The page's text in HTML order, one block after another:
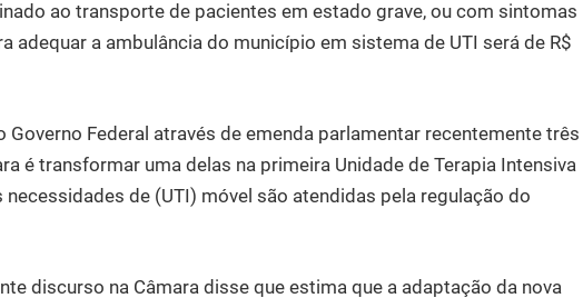
ao transporte de pacientes em estado grave, ou com sintomas
adequar a ambulância do município em sistema de UTI será de R$
Governo Federal através de emenda parlamentar recentemente três
é transformar uma delas na primeira Unidade de Terapia Intensiva
de (UTI) móvel são atendidas pela regulação do
discurso na Câmara disse que estima que a adaptação da nova